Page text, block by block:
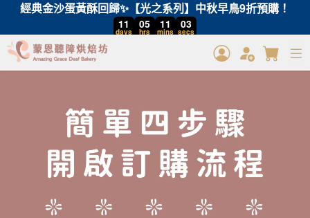
經典金沙蛋黃酥回歸✨【光之系列】中秋早鳥9折預購！
11
days
05
hrs
11
mins
03
secs